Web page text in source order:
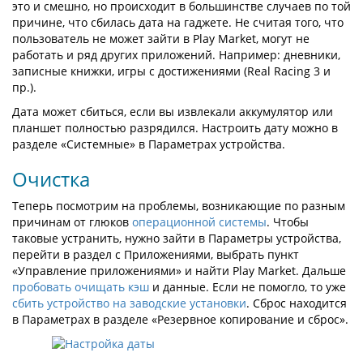
это и смешно, но происходит в большинстве случаев по той
причине, что сбилась дата на гаджете. Не считая того, что
пользователь не может зайти в Play Market, могут не
работать и ряд других приложений. Например: дневники,
записные книжки, игры с достижениями (Real Racing 3 и
пр.).
Дата может сбиться, если вы извлекали аккумулятор или
планшет полностью разрядился. Настроить дату можно в
разделе «Системные» в Параметрах устройства.
Очистка
Теперь посмотрим на проблемы, возникающие по разным
причинам от глюков операционной системы. Чтобы
таковые устранить, нужно зайти в Параметры устройства,
перейти в раздел с Приложениями, выбрать пункт
«Управление приложениями» и найти Play Market. Дальше
пробовать очищать кэш и данные. Если не помогло, то уже
сбить устройство на заводские установки. Сброс находится
в Параметрах в разделе «Резервное копирование и сброс».